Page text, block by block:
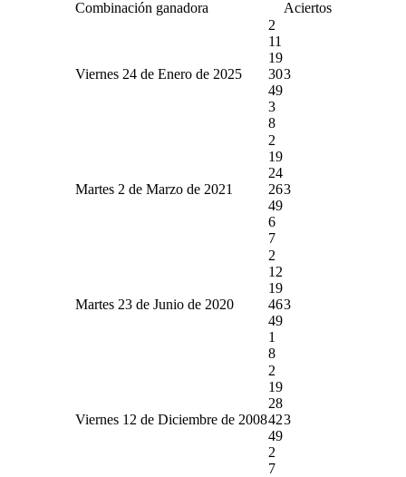
Combinación ganadora Aciertos
Viernes 24 de Enero de 2025
2
11
19
30
49
3
8
3
Martes 2 de Marzo de 2021
2
19
24
26
49
6
7
3
Martes 23 de Junio de 2020
2
12
19
46
49
1
8
3
Viernes 12 de Diciembre de 2008
2
19
28
42
49
2
7
3